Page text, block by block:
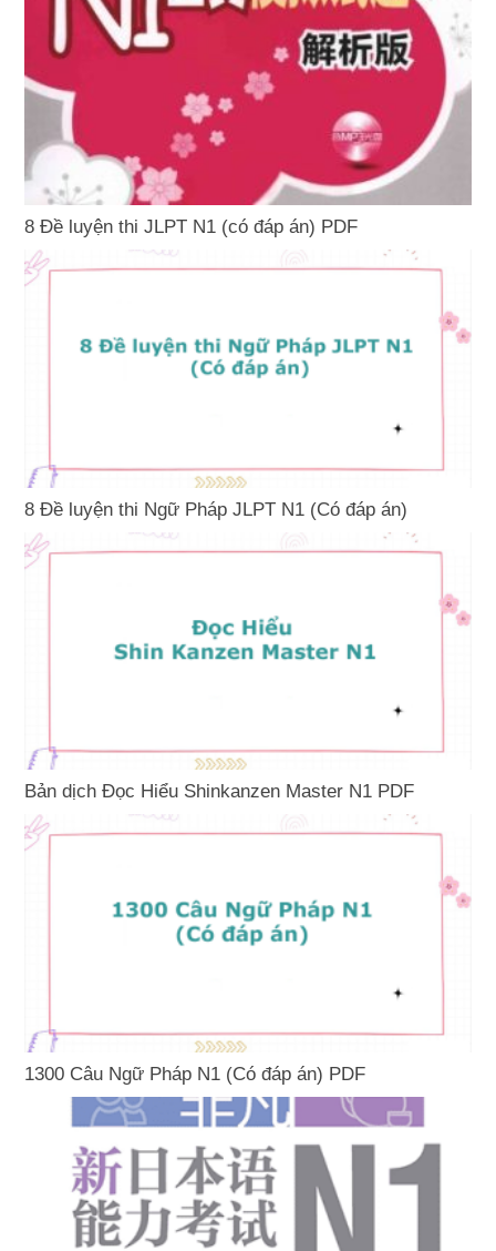
8 Đề luyện thi JLPT N1 (có đáp án) PDF
8 Đề luyện thi Ngữ Pháp JLPT N1 (Có đáp án)
Bản dịch Đọc Hiểu Shinkanzen Master N1 PDF
1300 Câu Ngữ Pháp N1 (Có đáp án) PDF